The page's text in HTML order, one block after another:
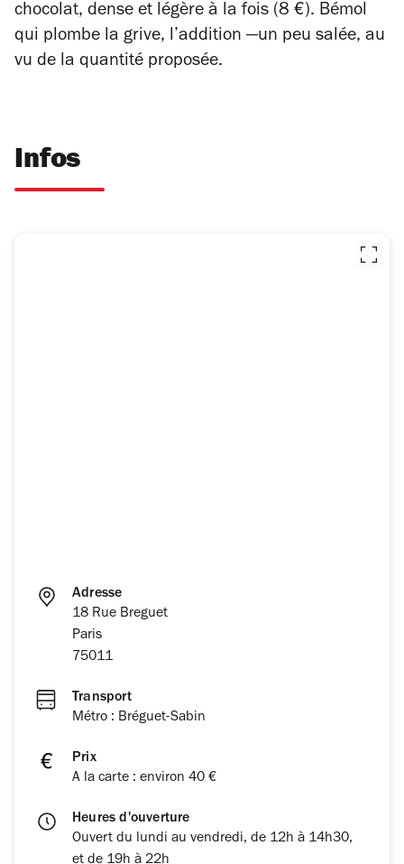
chocolat, dense et légère à la fois (8 €). Bémol
qui plombe la grive, l’addition —un peu salée, au
vu de la quantité proposée.
Infos
Adresse
18 Rue Breguet
Paris
75011
Transport
Métro : Bréguet-Sabin
Prix
A la carte : environ 40 €
Heures d'ouverture
Ouvert du lundi au vendredi, de 12h à 14h30,
et de 19h à 22h